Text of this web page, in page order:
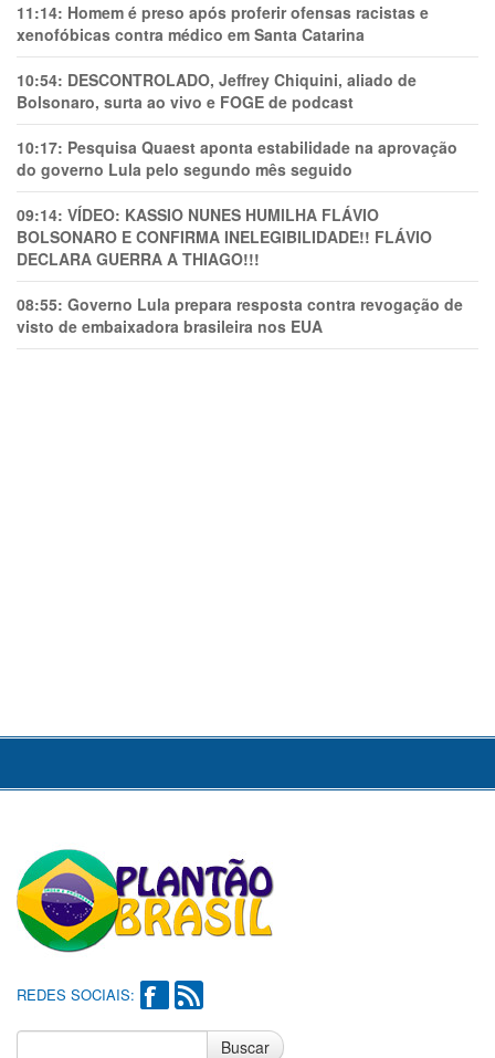
11:14: Homem é preso após proferir ofensas racistas e
xenofóbicas contra médico em Santa Catarina
10:54: DESCONTROLADO, Jeffrey Chiquini, aliado de
Bolsonaro, surta ao vivo e FOGE de podcast
10:17: Pesquisa Quaest aponta estabilidade na aprovação
do governo Lula pelo segundo mês seguido
09:14: VÍDEO: KASSIO NUNES HUMlLHA FLÁVIO
BOLSONARO E CONFIRMA INELEGIBILIDADE!! FLÁVIO
DECLARA GUERRA A THIAGO!!!
08:55: Governo Lula prepara resposta contra revogação de
visto de embaixadora brasileira nos EUA
REDES SOCIAIS:
Buscar